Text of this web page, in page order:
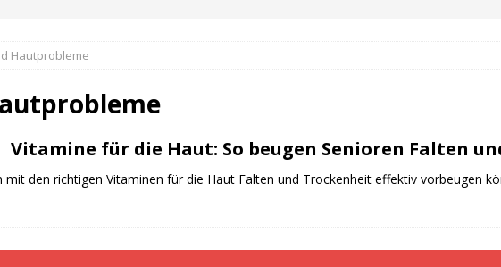
Hautprobleme
Vitamine für die Haut: So beugen Senioren Falten
mit den richtigen Vitaminen für die Haut Falten und Trockenheit effektiv vorbeugen